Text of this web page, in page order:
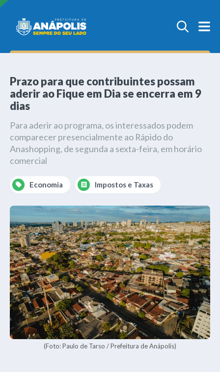
Prazo para que contribuintes possam
aderir ao Fique em Dia se encerra em 9
dias
Para aderir ao programa, os interessados podem
comparecer presencialmente ao Rápido do
Anashopping, de segunda a sexta-feira, em horário
comercial
Economia Impostos e Taxas
(Foto: Paulo de Tarso / Prefeitura de Anápolis)